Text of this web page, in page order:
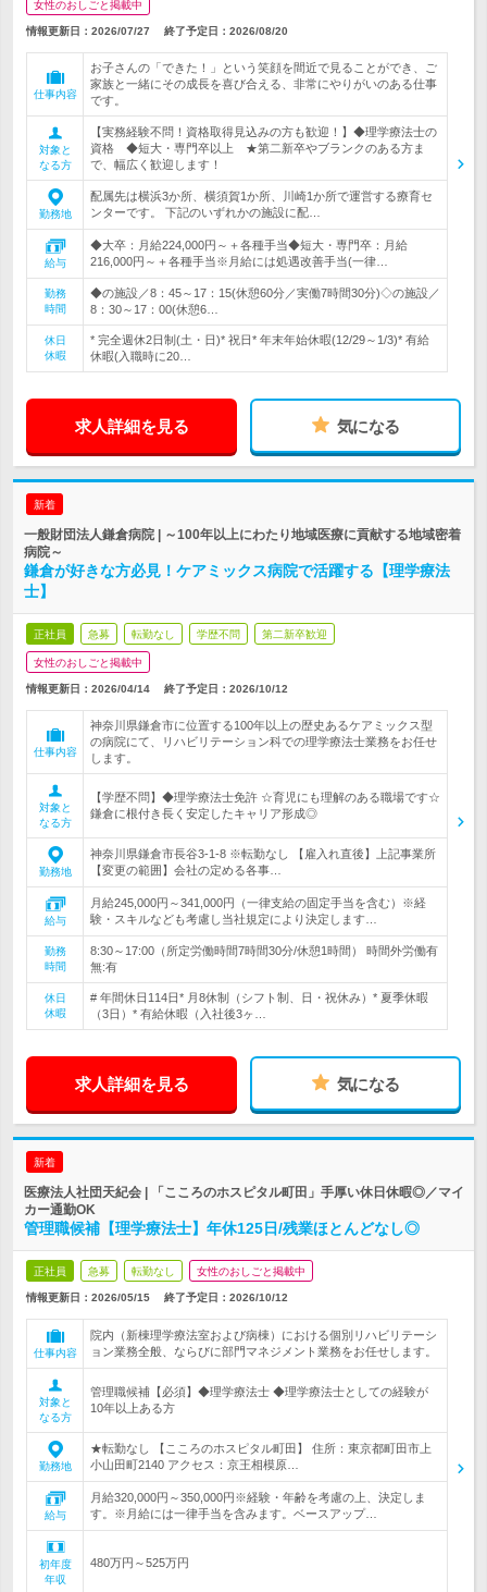
女性のおしごと掲載中
情報更新日：2026/07/27 終了予定日： 2026/08/20
仕事内容
お子さんの「できた！」という笑顔を間近で見ることができ、ご
家族と一緒にその成長を喜び合える、非常にやりがいのある仕事
です。
対象と
なる方
【実務経験不問！資格取得見込みの方も歓迎！】◆理学療法士の
資格 ◆短大・専門卒以上 ★第二新卒やブランクのある方ま
で、幅広く歓迎します！
勤務地
配属先は横浜3か所、横須賀1か所、川崎1か所で運営する療育セ
ンターです。 下記のいずれかの施設に配…
給与
◆大卒：月給224,000円～＋各種手当◆短大・専門卒：月給
216,000円～＋各種手当※月給には処遇改善手当(一律…
勤務
時間
◆の施設／8：45～17：15(休憩60分／実働7時間30分)◇の施設／
8：30～17：00(休憩6…
休日
休暇
* 完全週休2日制(土・日)* 祝日* 年末年始休暇(12/29～1/3)* 有給
休暇(入職時に20…
求人詳細を見る 気になる
新着
一般財団法人鎌倉病院 | ～100年以上にわたり地域医療に貢献する地域密着
病院～
鎌倉が好きな方必見！ケアミックス病院で活躍する【理学療法
士】
正社員 急募 転勤なし 学歴不問 第二新卒歓迎
女性のおしごと掲載中
情報更新日：2026/04/14 終了予定日： 2026/10/12
仕事内容
神奈川県鎌倉市に位置する100年以上の歴史あるケアミックス型
の病院にて、リハビリテーション科での理学療法士業務をお任せ
します。
対象と
なる方
【学歴不問】◆理学療法士免許 ☆育児にも理解のある職場です☆
鎌倉に根付き長く安定したキャリア形成◎
勤務地
神奈川県鎌倉市長谷3-1-8 ※転勤なし 【雇入れ直後】上記事業所
【変更の範囲】会社の定める各事…
給与
月給245,000円～341,000円（一律支給の固定手当を含む）※経
験・スキルなども考慮し当社規定により決定します…
勤務
時間
8:30～17:00（所定労働時間7時間30分/休憩1時間） 時間外労働有
無:有
休日
休暇
# 年間休日114日* 月8休制（シフト制、日・祝休み）* 夏季休暇
（3日）* 有給休暇（入社後3ヶ…
求人詳細を見る 気になる
新着
医療法人社団天紀会 | 「こころのホスピタル町田」手厚い休日休暇◎／マイ
カー通勤OK
管理職候補【理学療法士】年休125日/残業ほとんどなし◎
正社員 急募 転勤なし 女性のおしごと掲載中
情報更新日：2026/05/15 終了予定日： 2026/10/12
仕事内容
院内（新棟理学療法室および病棟）における個別リハビリテーシ
ョン業務全般、ならびに部門マネジメント業務をお任せします。
対象と
なる方
管理職候補【必須】◆理学療法士 ◆理学療法士としての経験が
10年以上ある方
勤務地
★転勤なし 【こころのホスピタル町田】 住所：東京都町田市上
小山田町2140 アクセス：京王相模原…
給与
月給320,000円～350,000円※経験・年齢を考慮の上、決定しま
す。※月給には一律手当を含みます。ベースアップ…
初年度
年収
480万円～525万円